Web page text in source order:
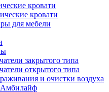
кровати
кровати
для мебели
закрытого типа
открытого типа
и очистки воздуха
Амбилайф